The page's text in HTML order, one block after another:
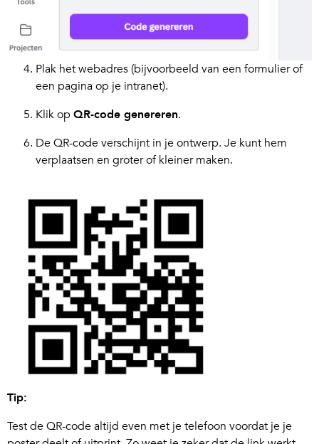
Plak het webadres (bijvoorbeeld van een formulier of
een pagina op je intranet).
Klik op QR-code genereren.
De QR-code verschijnt in je ontwerp. Je kunt hem
verplaatsen en groter of kleiner maken.
Tip:
Test de QR-code altijd even met je telefoon voordat je je